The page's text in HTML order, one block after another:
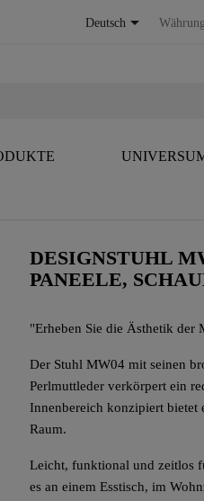
Deutsch
DESIGNSTUHL
PANEELE,
"Erheben Sie die Ästhetik der
Der Stuhl MW04 mit seinen
Perlmuttleder verkörpert ein
Innenbereich konzipiert bietet
Raum.
Leicht, funktional und zeitlos
es an einem Esstisch, im